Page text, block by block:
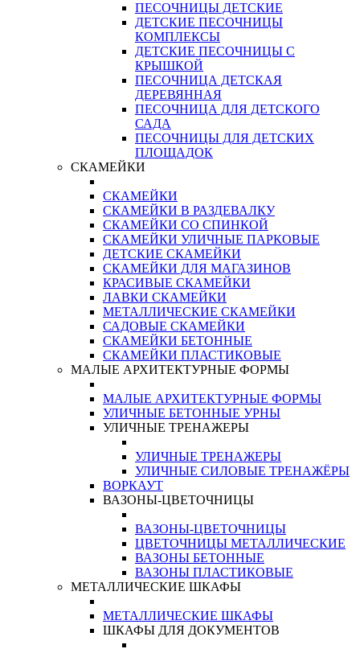
ПЕСОЧНИЦЫ ДЕТСКИЕ
ДЕТСКИЕ ПЕСОЧНИЦЫ
КОМПЛЕКСЫ
ДЕТСКИЕ ПЕСОЧНИЦЫ С
КРЫШКОЙ
ПЕСОЧНИЦА ДЕТСКАЯ
ДЕРЕВЯННАЯ
ПЕСОЧНИЦА ДЛЯ ДЕТСКОГО
САДА
ПЕСОЧНИЦЫ ДЛЯ ДЕТСКИХ
ПЛОЩАДОК
СКАМЕЙКИ
СКАМЕЙКИ
СКАМЕЙКИ В РАЗДЕВАЛКУ
СКАМЕЙКИ СО СПИНКОЙ
СКАМЕЙКИ УЛИЧНЫЕ ПАРКОВЫЕ
ДЕТСКИЕ СКАМЕЙКИ
СКАМЕЙКИ ДЛЯ МАГАЗИНОВ
КРАСИВЫЕ СКАМЕЙКИ
ЛАВКИ СКАМЕЙКИ
МЕТАЛЛИЧЕСКИЕ СКАМЕЙКИ
САДОВЫЕ СКАМЕЙКИ
СКАМЕЙКИ БЕТОННЫЕ
СКАМЕЙКИ ПЛАСТИКОВЫЕ
МАЛЫЕ АРХИТЕКТУРНЫЕ ФОРМЫ
МАЛЫЕ АРХИТЕКТУРНЫЕ ФОРМЫ
УЛИЧНЫЕ БЕТОННЫЕ УРНЫ
УЛИЧНЫЕ ТРЕНАЖЕРЫ
УЛИЧНЫЕ ТРЕНАЖЕРЫ
УЛИЧНЫЕ СИЛОВЫЕ ТРЕНАЖЁРЫ
ВОРКАУТ
ВАЗОНЫ-ЦВЕТОЧНИЦЫ
ВАЗОНЫ-ЦВЕТОЧНИЦЫ
ЦВЕТОЧНИЦЫ МЕТАЛЛИЧЕСКИЕ
ВАЗОНЫ БЕТОННЫЕ
ВАЗОНЫ ПЛАСТИКОВЫЕ
МЕТАЛЛИЧЕСКИЕ ШКАФЫ
МЕТАЛЛИЧЕСКИЕ ШКАФЫ
ШКАФЫ ДЛЯ ДОКУМЕНТОВ